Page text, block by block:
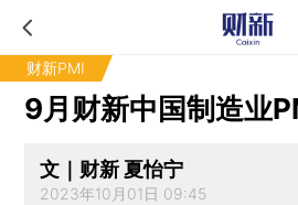
财新PMI
9月财新中国制造业
文｜财新 夏怡宁
2023年10月01日 09:45